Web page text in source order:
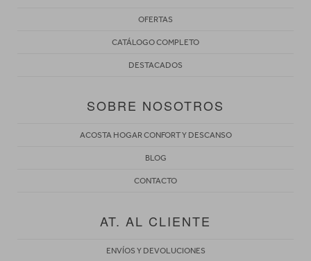
OFERTAS
CATÁLOGO COMPLETO
DESTACADOS
SOBRE NOSOTROS
ACOSTA HOGAR CONFORT Y DESCANSO
BLOG
CONTACTO
AT. AL CLIENTE
ENVÍOS Y DEVOLUCIONES